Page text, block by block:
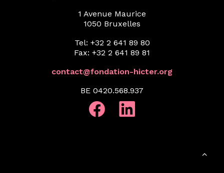
1 Avenue Maurice
1050 Bruxelles
Tel: +32 2 641 89 80
Fax: +32 2 641 89 81
contact@fondation-hicter.org
BE 0420.568.937